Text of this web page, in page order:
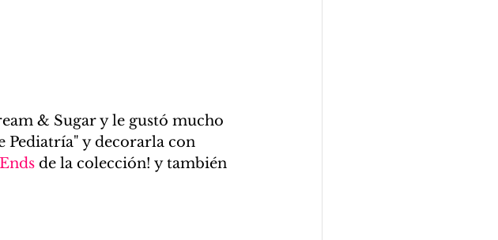
Pediatría" y decorarla con
de la colección! y también